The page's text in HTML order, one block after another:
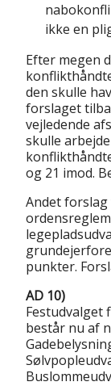
ikke en
Efter megen
den skulle
forslaget
vejledende
skulle
og 21 imod.
Andet
punkter.
AD 10)
Festudvalget
består nu af